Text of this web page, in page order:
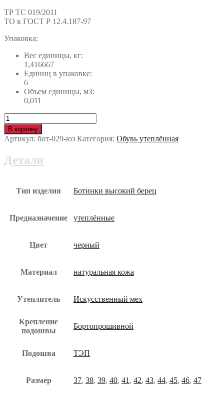
ТР ТС 019/2011
ТО к ГОСТ Р 12.4.187-97
Упаковка:
Вес единицы, кг:
1,416667
Единиц в упаковке:
6
Объем единицы, м3:
0,011
Количество
Ботинки
ОМОН
иск.
бот-029-
В корзину
Артикул: бот-029-юз Категория: Обувь утеплённая
Детали
Тип изделия Ботинки высокий берец
Предназначение утеплённые
Цвет черный
Материал натуральная кожа
Утеплитель Искусственный мех
Крепление
подошвы
Бортопрошивной
Подошва ТЭП
Размер 37, 38, 39, 40, 41 , 42, 43, 44, 45, 46, 47